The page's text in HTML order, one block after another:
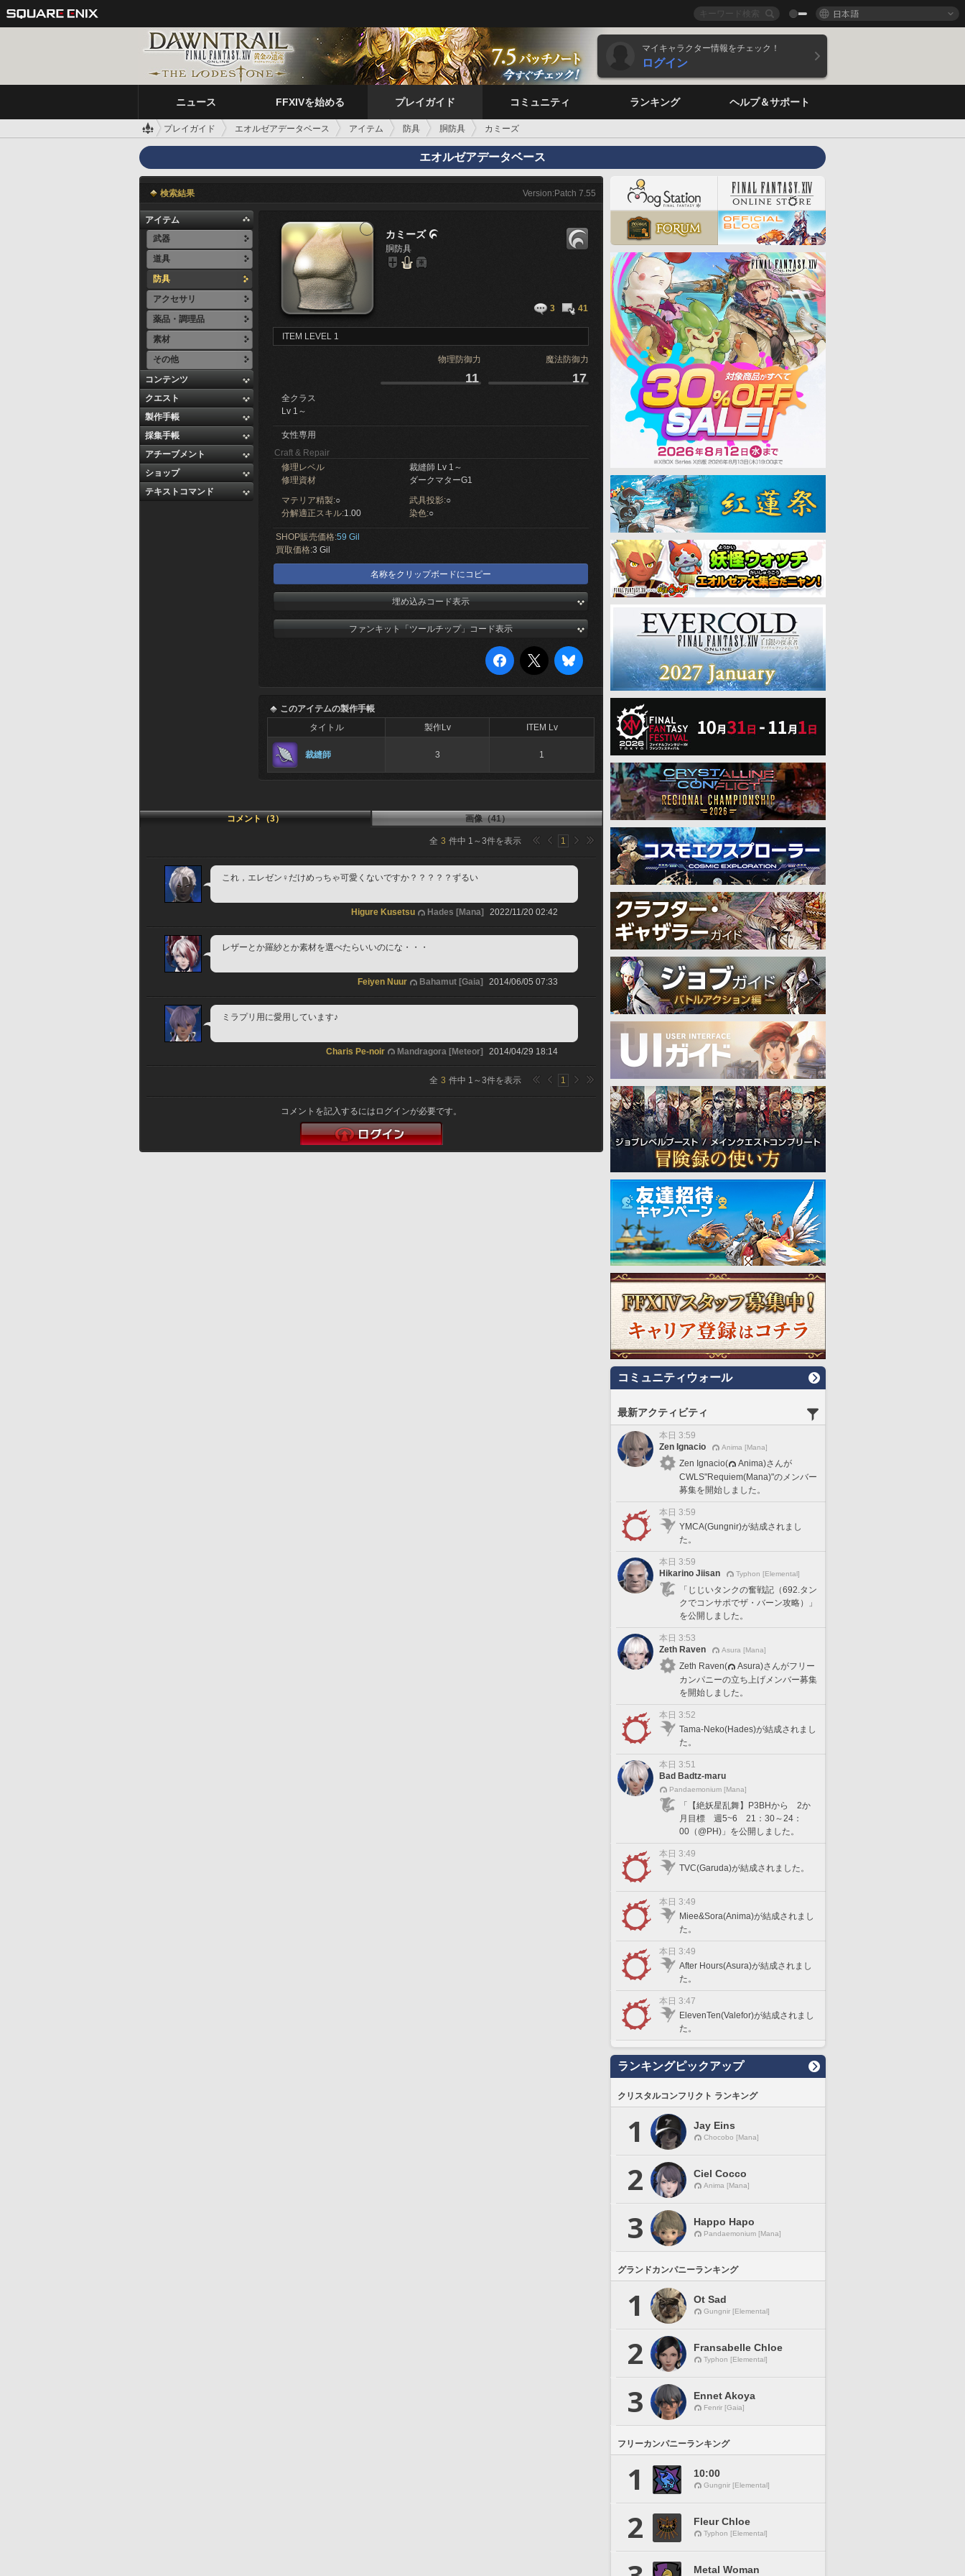
日本語
マイキャラクター情報をチェック！
ログイン
ニュース FFXIVを始める プレイガイド コミュニティ ランキング ヘルプ＆サポート
プレイガイド エオルゼアデータベース アイテム 防具 胴防具 カミーズ
エオルゼアデータベース
検索結果 Version:Patch 7.55
アイテム
武器
道具
防具
アクセサリ
薬品・調理品
素材
その他
コンテンツ
クエスト
製作手帳
採集手帳
アチーブメント
ショップ
テキストコマンド
カミーズ 
胴防具
3 41
ITEM LEVEL 1
物理防御力 魔法防御力
11 17
全クラス
Lv 1～
女性専用
Craft & Repair
修理レベル
裁縫師 Lv 1～
修理資材
ダークマターG1
マテリア精製:○ 武具投影:○
分解適正スキル:1.00 染色:○
SHOP販売価格:59 Gil
買取価格:3 Gil
名称をクリップボードにコピー
埋め込みコード表示
ファンキット「ツールチップ」コード表示
このアイテムの製作手帳
タイトル
製作Lv ITEM Lv
裁縫師 3 1
コメント（3） 画像（41）
全 3 件中 1 ～3件を表示 1
これ，エレゼン♀だけめっちゃ可愛くないですか？？？？？ずるい
Higure Kusetsu Hades [Mana] 2022/11/20 02:42
レザーとか羅紗とか素材を選べたらいいのにな・・・
Feiyen Nuur Bahamut [Gaia] 2014/06/05 07:33
ミラプリ用に愛用しています♪
Charis Pe-noir Mandragora [Meteor] 2014/04/29 18:14
全 3 件中 1 ～3件を表示 1
コメントを記入するにはログインが必要です。
コミュニティウォール
最新アクティビティ
本日 3:59
Zen Ignacio
Anima [Mana]
Zen Ignacio(
Anima)さんが
CWLS"Requiem(Mana)"のメンバー
募集を開始しました。
本日 3:59
YMCA(Gungnir)が結成されまし
た。
本日 3:59
Hikarino Jiisan
Typhon [Elemental]
「じじいタンクの奮戦記（692.タン
クでコンサポでザ・バーン攻略）」
を公開しました。
本日 3:53
Zeth Raven
Asura [Mana]
Zeth Raven(
Asura)さんがフリー
カンパニーの立ち上げメンバー募集
を開始しました。
本日 3:52
Tama-Neko(Hades)が結成されまし
た。
本日 3:51
Bad Badtz-maru
Pandaemonium [Mana]
「【絶妖星乱舞】P3BHから 2か
月目標 週5~6 21：30～24：
00（@PH)」を公開しました。
本日 3:49
TVC(Garuda)が結成されました。
本日 3:49
Miee&Sora(Anima)が結成されまし
た。
本日 3:49
After Hours(Asura)が結成されまし
た。
本日 3:47
ElevenTen(Valefor)が結成されまし
た。
ランキングピックアップ
クリスタルコンフリクト ランキング
1 Jay Eins
Chocobo [Mana]
2 Ciel Cocco
Anima [Mana]
3 Happo Hapo
Pandaemonium [Mana]
グランドカンパニーランキング
1 Ot Sad
Gungnir [Elemental]
2 Fransabelle Chloe
Typhon [Elemental]
3 Ennet Akoya
Fenrir [Gaia]
フリーカンパニーランキング
1 10:00
Gungnir [Elemental]
2 Fleur Chloe
Typhon [Elemental]
Metal Woman